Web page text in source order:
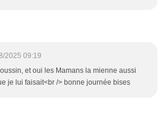
2025 09:19
et oui les Mamans la mienne aussi
je lui faisait<br /> bonne journée bises